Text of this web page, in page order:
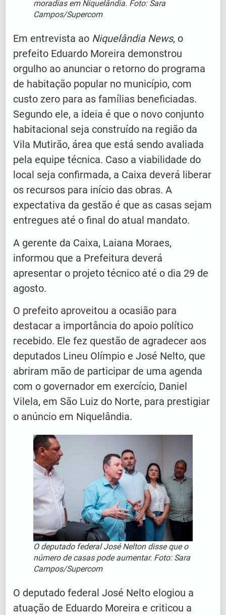
moradias em Niquelândia. Foto: Sara
Campos/Supercom
Em entrevista ao Niquelândia News, o
prefeito Eduardo Moreira demonstrou
orgulho ao anunciar o retorno do programa
de habitação popular no município, com
custo zero para as famílias beneficiadas.
Segundo ele, a ideia é que o novo conjunto
habitacional seja construído na região da
Vila Mutirão, área que está sendo avaliada
pela equipe técnica. Caso a viabilidade do
local seja confirmada, a Caixa deverá liberar
os recursos para início das obras. A
expectativa da gestão é que as casas sejam
entregues até o final do atual mandato.
A gerente da Caixa, Laiana Moraes,
informou que a Prefeitura deverá
apresentar o projeto técnico até o dia 29 de
agosto.
O prefeito aproveitou a ocasião para
destacar a importância do apoio político
recebido. Ele fez questão de agradecer aos
deputados Lineu Olímpio e José Nelto, que
abriram mão de participar de uma agenda
com o governador em exercício, Daniel
Vilela, em São Luiz do Norte, para prestigiar
o anúncio em Niquelândia.
O deputado federal José Nelton disse que o
número de casas pode aumentar. Foto: Sara
Campos/Supercom
O deputado federal José Nelto elogiou a
atuação de Eduardo Moreira e criticou a